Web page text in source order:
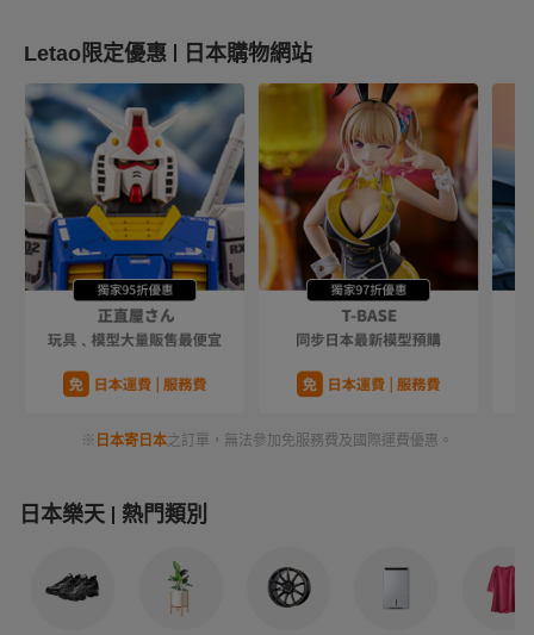
Letao限定優惠 日本購物網站
※ 日本寄日本之訂單，無法參加免服務費及國際運費優惠。
日本樂天 熱門類別